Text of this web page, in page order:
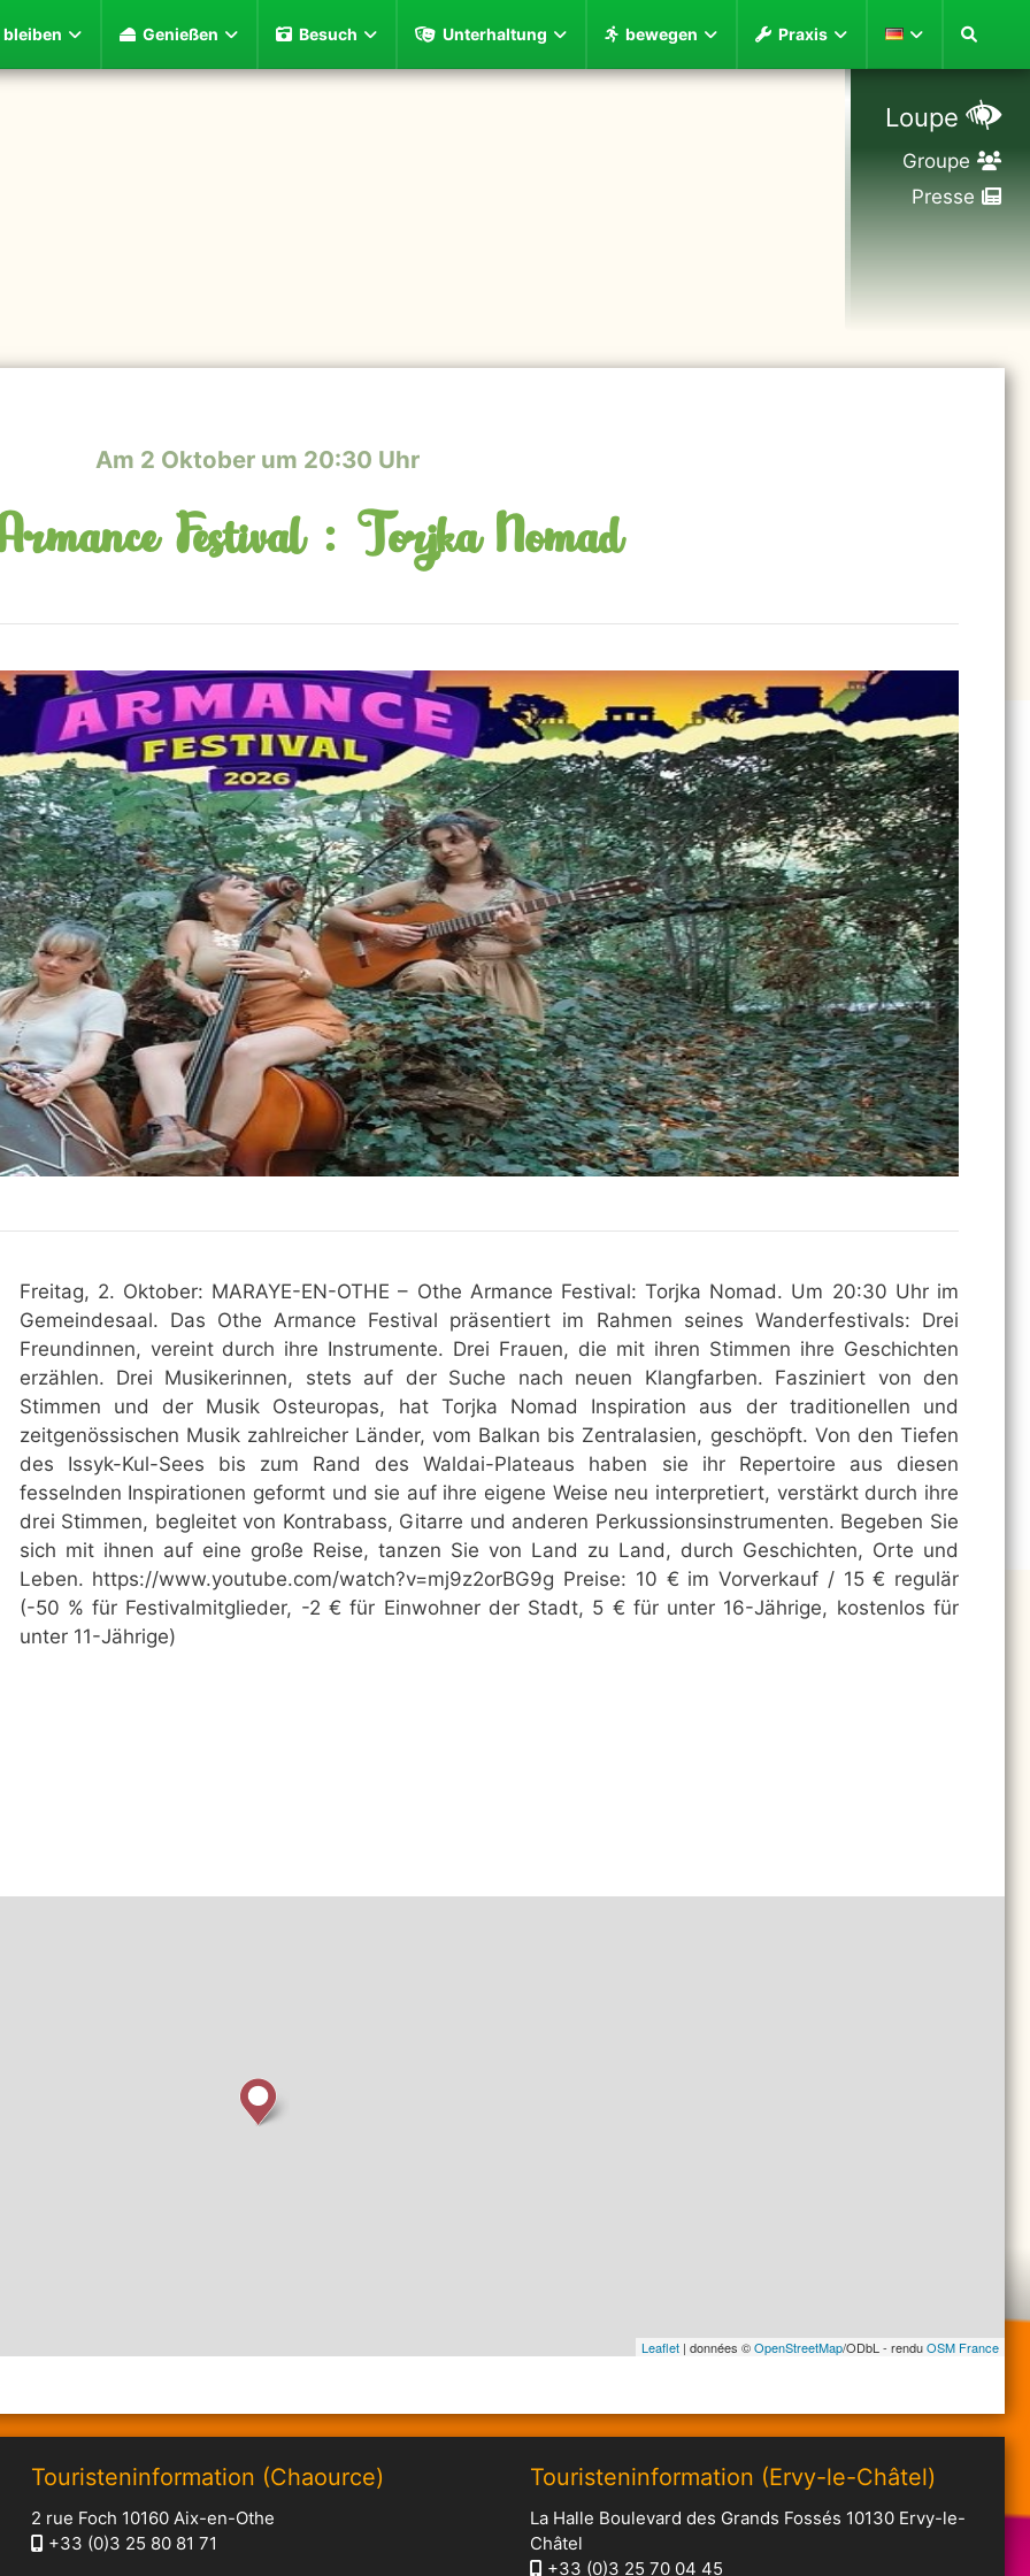
bleiben Genießen Besuch Unterhaltung bewegen Praxis
Loupe
Groupe
Presse
Am 2 Oktober um 20:30 Uhr
Festival : Torjka Nomad
Freitag, 2. Oktober: MARAYE-EN-OTHE – Othe Armance Festival: Torjka Nomad. Um 20:30 Uhr im
Gemeindesaal. Das Othe Armance Festival präsentiert im Rahmen seines Wanderfestivals: Drei
Freundinnen, vereint durch ihre Instrumente. Drei Frauen, die mit ihren Stimmen ihre Geschichten
erzählen. Drei Musikerinnen, stets auf der Suche nach neuen Klangfarben. Fasziniert von den
Stimmen und der Musik Osteuropas, hat Torjka Nomad Inspiration aus der traditionellen und
zeitgenössischen Musik zahlreicher Länder, vom Balkan bis Zentralasien, geschöpft. Von den Tiefen
des Issyk-Kul-Sees bis zum Rand des Waldai-Plateaus haben sie ihr Repertoire aus diesen
fesselnden Inspirationen geformt und sie auf ihre eigene Weise neu interpretiert, verstärkt durch ihre
drei Stimmen, begleitet von Kontrabass, Gitarre und anderen Perkussionsinstrumenten. Begeben Sie
sich mit ihnen auf eine große Reise, tanzen Sie von Land zu Land, durch Geschichten, Orte und
Leben. https://www.youtube.com/watch?v=mj9z2orBG9g Preise: 10 € im Vorverkauf / 15 € regulär
(-50 % für Festivalmitglieder, -2 € für Einwohner der Stadt, 5 € für unter 16-Jährige, kostenlos für
unter 11-Jährige)
Leaflet | données ©OpenStreetMap/ODbL - renduOSM France
Touristeninformation (Chaource)
2 rue Foch 10160 Aix-en-Othe
+33 (0)3 25 80 81 71
Touristeninformation (Ervy-le-Châtel)
La Halle Boulevard des Grands Fossés 10130 Ervy-le-
Châtel
+33 (0)3 25 70 04 45